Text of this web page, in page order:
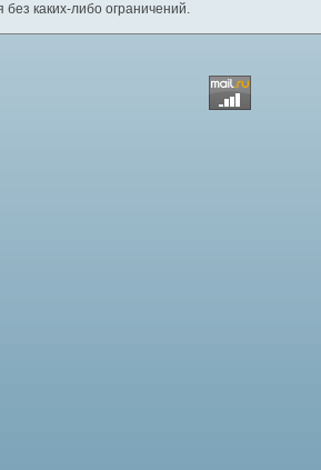
без каких-либо ограничений.